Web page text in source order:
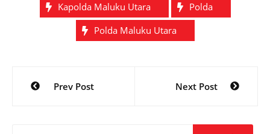
Kapolda Maluku Utara
Polda
Polda Maluku Utara
Post
navigation
Prev Post Next Post